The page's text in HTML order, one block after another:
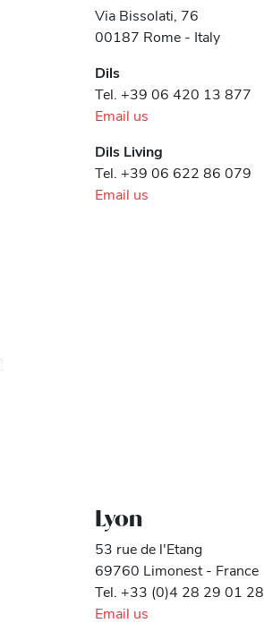
Via Bissolati, 76
00187 Rome - Italy
Dils
Tel. +39 06 420 13 877
Email us
Dils Living
Tel. +39 06 622 86 079
Email us
Lyon
53 rue de l'Etang
69760 Limonest - France
Tel. +33 (0)4 28 29 01 28
Email us